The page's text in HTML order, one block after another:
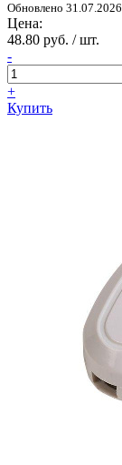
Обновлено 31.07.2026
Цена:
48.80 руб. / шт.
-
+
Купить